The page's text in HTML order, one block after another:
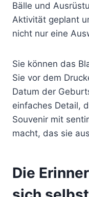
Bälle und
Aktivität geplant
nicht nur eine
Sie können das
Sie vor dem
Datum der
einfaches Detail,
Souvenir mit
macht, das sie
Die